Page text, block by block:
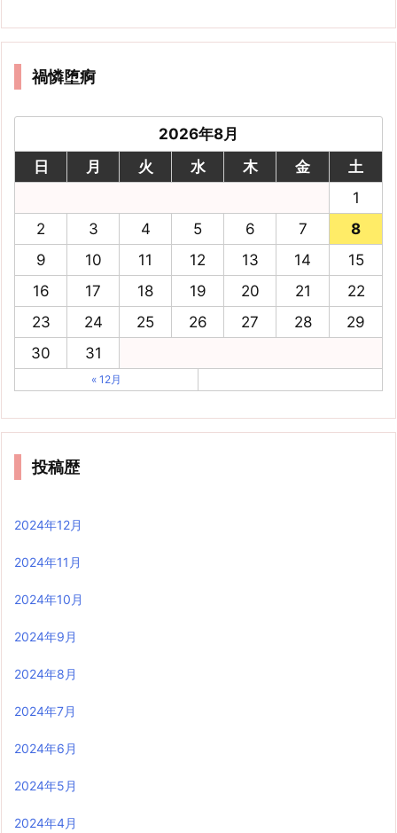
禍憐堕痾
2026年8月
日
月 火 水 木 金
土
1
2
3 4 5 6 7
8
9
10 11 12 13 14
15
16
17 18 19 20 21
22
23
24 25 26 27 28
29
30
31
« 12月
投稿歴
2024年12月
2024年11月
2024年10月
2024年9月
2024年8月
2024年7月
2024年6月
2024年5月
2024年4月